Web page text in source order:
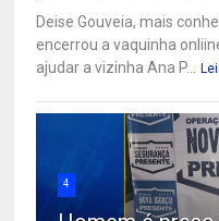
Deise Gouveia, mais
encerrou a vaquinha
ajudar a vizinha Ana P...
4